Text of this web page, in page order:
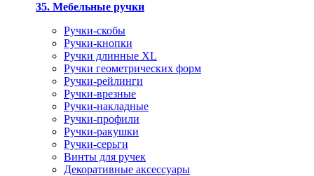
35. Мебельные ручки
Ручки-скобы
Ручки-кнопки
Ручки длинные XL
Ручки геометрических форм
Ручки-рейлинги
Ручки-врезные
Ручки-накладные
Ручки-профили
Ручки-ракушки
Ручки-серьги
Винты для ручек
Декоративные аксессуары